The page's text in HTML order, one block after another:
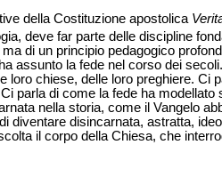
della Costituzione apostolica
deve far parte delle discipline
di un principio pedagogico
assunto la fede nel corso dei
loro chiese, delle loro preghiere. Ci
Ci parla di come la fede ha
nella storia, come il Vangelo
diventare disincarnata, astratta,
il corpo della Chiesa, che